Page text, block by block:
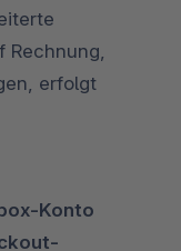
Rechnung,
erfolgt
Konto